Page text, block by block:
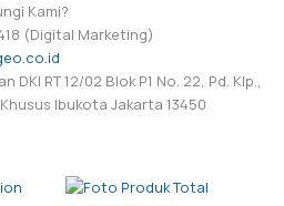
Kami?
(Digital Marketing)
DKI RT 12/02 Blok P1 No. 22, Pd. Klp.,
Ibukota Jakarta 13450